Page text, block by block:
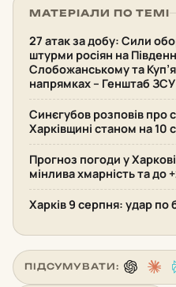
МАТЕРІАЛИ ПО ТЕМІ
27 атак за добу: Сили
штурми росіян на
Слобожанському та
напрямках – Генштаб ЗСУ
Синєгубов розповів про
Харківщині станом на 10
Прогноз погоди у
мінлива хмарність та до
Харків 9 серпня: удар по
ПІДСУМУВАТИ: